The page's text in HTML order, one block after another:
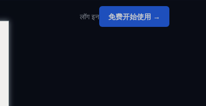
लॉग इन 免费开始使用 →